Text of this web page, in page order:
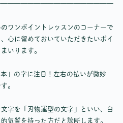
ワンポイントレッスンのコーナーで
心に留めておいていただきたいポイ
いります。
」の字に注目！左右の払いが微妙
。
字を「刃物運型の文字」といい、白
気質を持った方だと診断します。